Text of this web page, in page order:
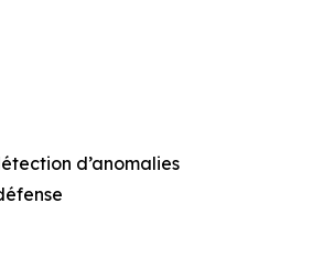
d’anomalies